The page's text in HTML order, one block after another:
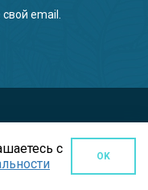
email.
с
OK